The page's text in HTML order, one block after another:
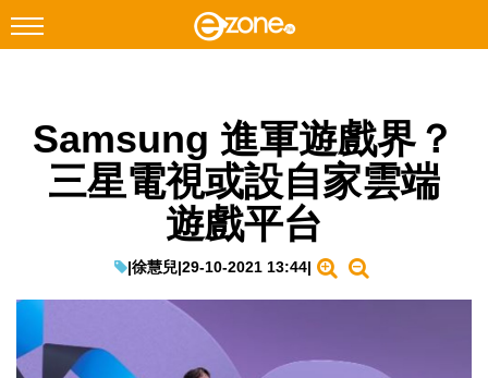
Facebook Instagram
科技焦點
教學評測
EduTech
Samsung 進軍遊戲界？
三星電視或設自家雲端
遊戲平台
|徐慧兒|29-10-2021 13:44|